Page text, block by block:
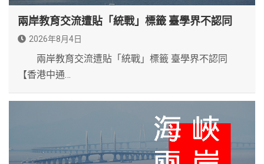
兩岸教育交流遭貼「統戰」標籤 臺學界不認同
2026年8月4日
兩岸教育交流遭貼「統戰」標籤 臺學界不認同
【香港中通…